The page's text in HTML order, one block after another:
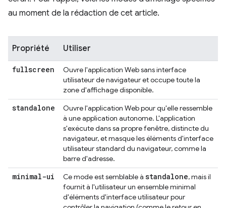
au moment de la rédaction de cet article.
Propriété Utiliser
fullscreen
Ouvre l'application Web sans interface
utilisateur de navigateur et occupe toute la
zone d'affichage disponible.
standalone
Ouvre l'application Web pour qu'elle ressemble
à une application autonome. L'application
s'exécute dans sa propre fenêtre, distincte du
navigateur, et masque les éléments d'interface
utilisateur standard du navigateur, comme la
barre d'adresse.
minimal-ui Ce mode est semblable à standalone, mais il
fournit à l'utilisateur un ensemble minimal
d'éléments d'interface utilisateur pour